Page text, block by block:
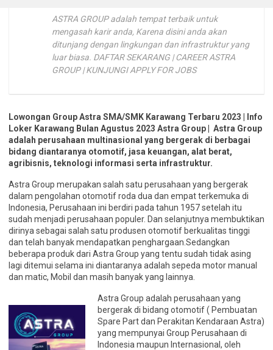
ASTRA GROUP adalah tempat terbaik untuk
mengasah karir anda, Karena disini anda akan
ditunjang dengan lingkungan dan infrastruktur yang
luar biasa. DAFTAR SEKARANG | CAREER ASTRA
GROUP | KUNJUNGI APPLY FOR JOBS
Lowongan Group Astra SMA/SMK Karawang Terbaru 2023 | Info
Loker Karawang Bulan Agustus 2023 Astra Group | Astra Group
adalah perusahaan multinasional yang bergerak di berbagai
bidang diantaranya otomotif, jasa keuangan, alat berat,
agribisnis, teknologi informasi serta infrastruktur.
Astra Group merupakan salah satu perusahaan yang bergerak
dalam pengolahan otomotif roda dua dan empat terkemuka di
Indonesia, Perusahaan ini berdiri pada tahun 1957 setelah itu
sudah menjadi perusahaan populer. Dan selanjutnya membuktikan
dirinya sebagai salah satu produsen otomotif berkualitas tinggi
dan telah banyak mendapatkan penghargaan.Sedangkan
beberapa produk dari Astra Group yang tentu sudah tidak asing
lagi ditemui selama ini diantaranya adalah sepeda motor manual
dan matic, Mobil dan masih banyak yang lainnya.
Astra Group adalah perusahaan yang
bergerak di bidang otomotif ( Pembuatan
Spare Part dan Perakitan Kendaraan Astra)
yang mempunyai Group Perusahaan di
Indonesia maupun Internasional, oleh